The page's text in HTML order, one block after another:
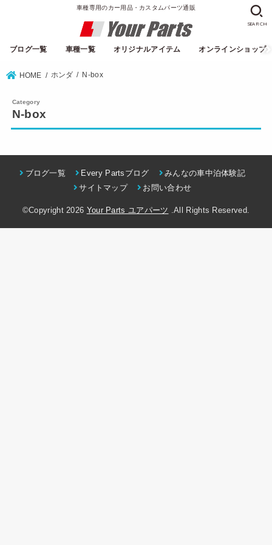
車種専用のカー用品・カスタムパーツ通販
ブログ一覧 車種一覧 オリジナルアイテム オンラインショップ
SEARCH
HOME ホンダ N-box
N-box
ブログ一覧 Every Partsブログ
みんなの車中泊体験記
サイトマップ
お問い合わせ
©Copyright 2026 Your Parts ユアパーツ .All Rights Reserved.